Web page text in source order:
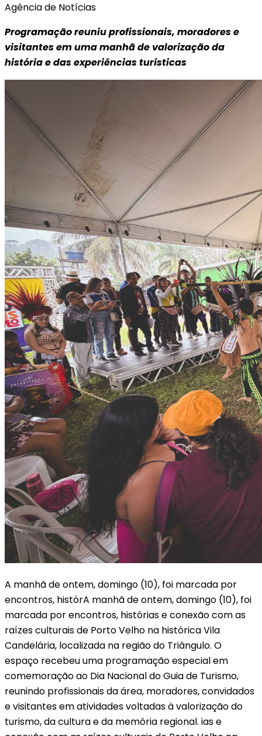
Agência de Notícias
Programação reuniu profissionais, moradores e
visitantes em uma manhã de valorização da
história e das experiências turísticas
A manhã de ontem, domingo (10), foi marcada por
encontros, histórA manhã de ontem, domingo (10), foi
marcada por encontros, histórias e conexão com as
raízes culturais de Porto Velho na histórica Vila
Candelária, localizada na região do Triângulo. O
espaço recebeu uma programação especial em
comemoração ao Dia Nacional do Guia de Turismo,
reunindo profissionais da área, moradores, convidados
e visitantes em atividades voltadas à valorização do
turismo, da cultura e da memória regional. ias e